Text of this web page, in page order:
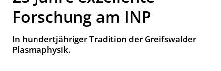
Forschung am INP
In hundertjähriger Tradition der Greifswalder
Plasmaphysik.